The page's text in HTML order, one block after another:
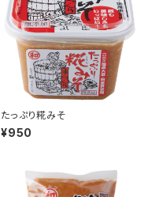
たっぷり糀みそ
¥950